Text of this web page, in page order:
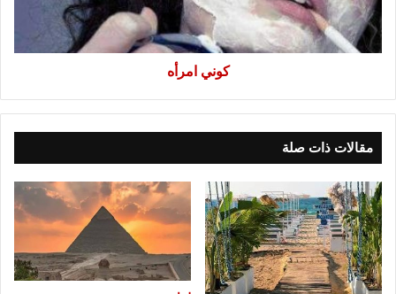
كوني امرأه
مقالات ذات صلة